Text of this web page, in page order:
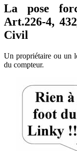
La pose
Art.226-4,
Civil
Un propriétaire ou un
du compteur.